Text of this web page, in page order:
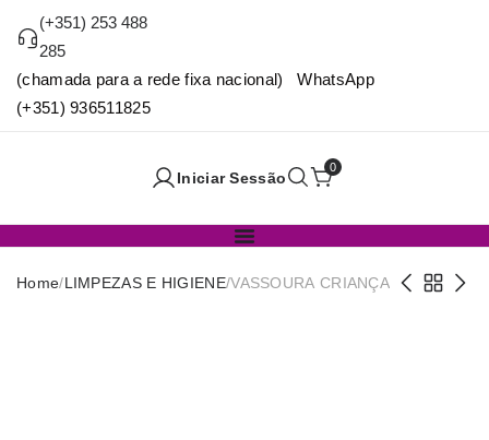
(+351) 253 488
285
(chamada para a rede fixa nacional) WhatsApp
(+351) 936511825
Iniciar Sessão
0
Home/LIMPEZAS E HIGIENE/VASSOURA CRIANÇA